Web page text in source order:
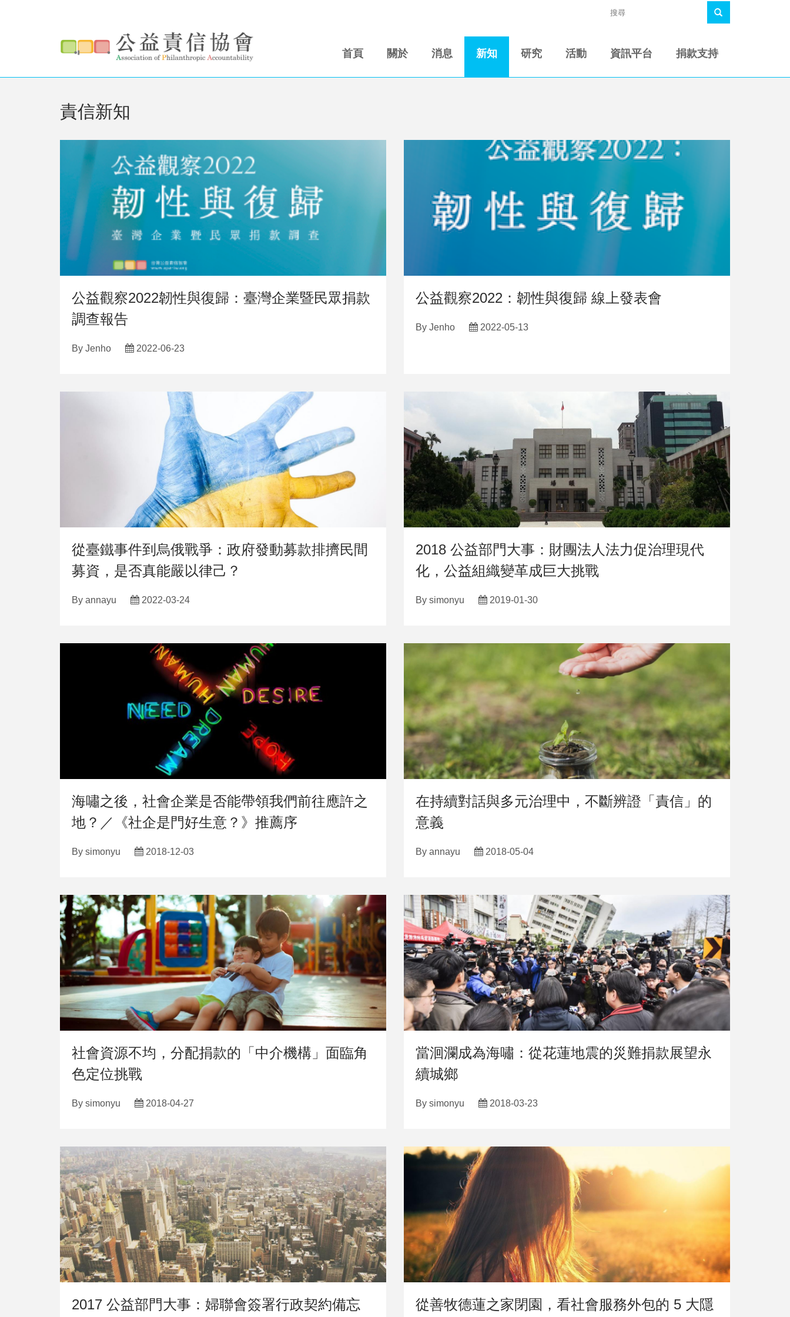
表
單
首頁 關於 消息 新知 研究 活動 資訊平台 捐款支持
責信新知
公益觀察2022韌性與復歸：臺灣企業暨民眾捐款
調查報告
By Jenho 2022-06-23
公益觀察2022：韌性與復歸 線上發表會
By Jenho 2022-05-13
從臺鐵事件到烏俄戰爭：政府發動募款排擠民間
募資，是否真能嚴以律己？
By annayu 2022-03-24
2018 公益部門大事：財團法人法力促治理現代
化，公益組織變革成巨大挑戰
By simonyu 2019-01-30
海嘯之後，社會企業是否能帶領我們前往應許之
地？／《社企是門好生意？》推薦序
By simonyu 2018-12-03
在持續對話與多元治理中，不斷辨證「責信」的
意義
By annayu 2018-05-04
社會資源不均，分配捐款的「中介機構」面臨角
色定位挑戰
By simonyu 2018-04-27
當洄瀾成為海嘯：從花蓮地震的災難捐款展望永
續城鄉
By simonyu 2018-03-23
2017 公益部門大事：婦聯會簽署行政契約備忘 從善牧德蓮之家閉園，看社會服務外包的 5 大隱